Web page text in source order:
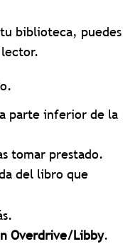
biblioteca, puedes
parte inferior de la
tomar prestado.
del libro que
Overdrive/Libby.